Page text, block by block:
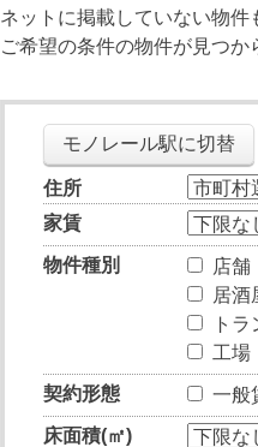
ネットに掲載していない物件
ご希望の条件の物件が見つか
モノレール駅に切替
住所
家賃
物件種別 店舗
居酒
ト
工場
契約形態
一般
床面積(㎡)